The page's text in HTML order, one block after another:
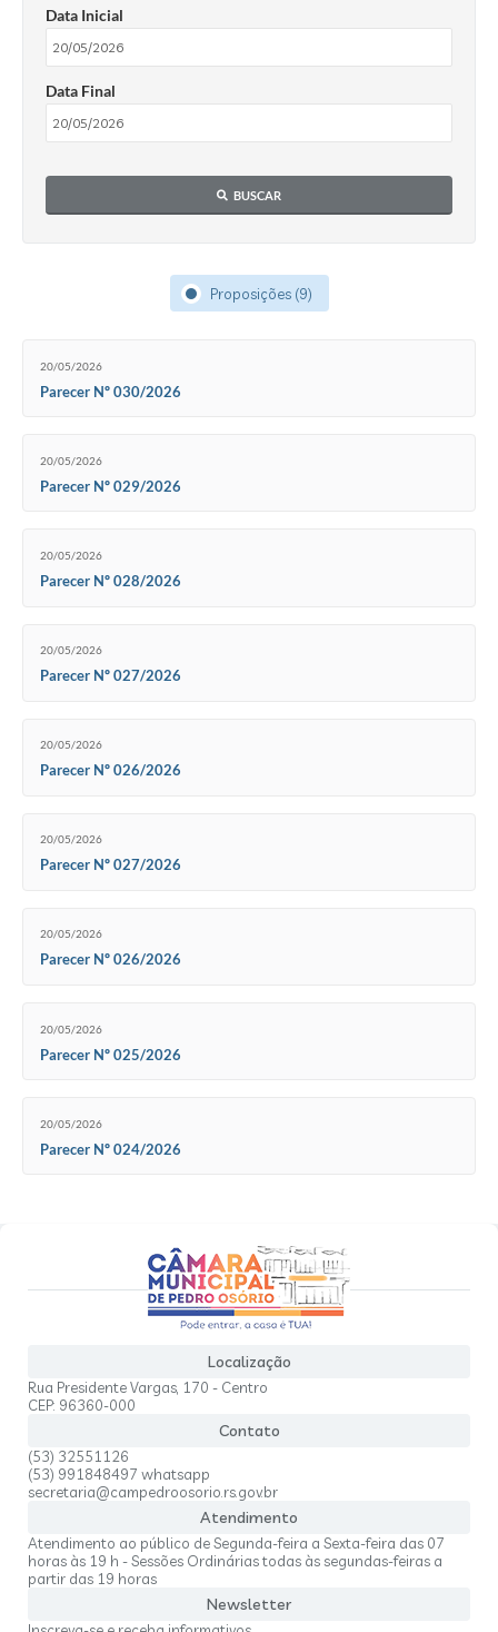
Data Inicial
Data Final
BUSCAR
Proposições (9)
20/05/2026
Parecer Nº 030/2026
20/05/2026
Parecer Nº 029/2026
20/05/2026
Parecer Nº 028/2026
20/05/2026
Parecer Nº 027/2026
20/05/2026
Parecer Nº 026/2026
20/05/2026
Parecer Nº 027/2026
20/05/2026
Parecer Nº 026/2026
20/05/2026
Parecer Nº 025/2026
20/05/2026
Parecer Nº 024/2026
Localização
Rua Presidente Vargas, 170 - Centro
CEP: 96360-000
Contato
(53) 32551126
(53) 991848497 whatsapp
secretaria@campedroosorio.rs.gov.br
Atendimento
Atendimento ao público de Segunda-feira a Sexta-feira das 07
horas às 19 h - Sessões Ordinárias todas às segundas-feiras a
partir das 19 horas
Newsletter